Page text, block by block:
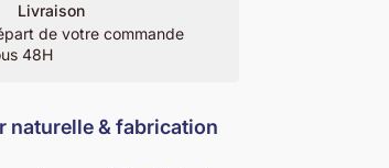
Livraison
de votre commande
48H
naturelle & fabrication